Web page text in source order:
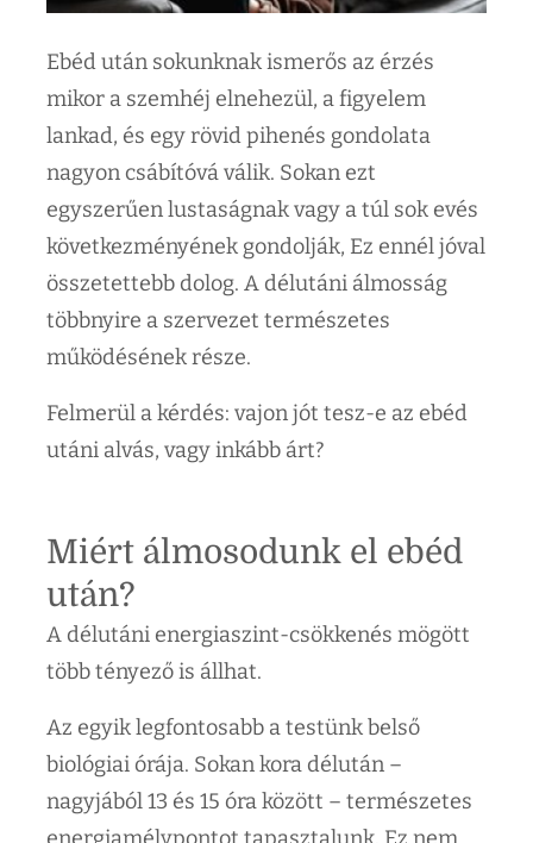
Ebéd után sokunknak ismerős az érzés
mikor a szemhéj elnehezül, a figyelem
lankad, és egy rövid pihenés gondolata
nagyon csábítóvá válik. Sokan ezt
egyszerűen lustaságnak vagy a túl sok evés
következményének gondolják, Ez ennél jóval
összetettebb dolog. A délutáni álmosság
többnyire a szervezet természetes
működésének része.
Felmerül a kérdés: vajon jót tesz-e az ebéd
utáni alvás, vagy inkább árt?
Miért álmosodunk el ebéd
után?
A délutáni energiaszint-csökkenés mögött
több tényező is állhat.
Az egyik legfontosabb a testünk belső
biológiai órája. Sokan kora délután –
nagyjából 13 és 15 óra között – természetes
energiamélypontot tapasztalunk. Ez nem